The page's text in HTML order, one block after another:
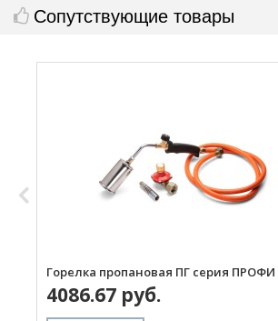
Сопутствующие товары
Горелка пропановая ПГ серия ПРОФИ
4086.67 руб.